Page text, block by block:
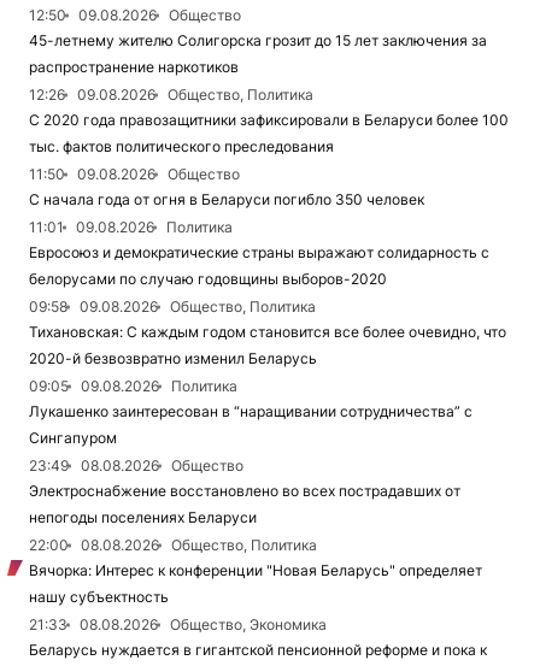
12:50
09.08.2026
Общество
45-летнему жителю Солигорска грозит до 15 лет заключения за
распространение наркотиков
12:26
09.08.2026
Общество, Политика
С 2020 года правозащитники зафиксировали в Беларуси более 100
тыс. фактов политического преследования
11:50
09.08.2026
Общество
С начала года от огня в Беларуси погибло 350 человек
11:01
09.08.2026
Политика
Евросоюз и демократические страны выражают солидарность с
белорусами по случаю годовщины выборов-2020
09:58
09.08.2026
Общество, Политика
Тихановская: С каждым годом становится все более очевидно, что
2020-й безвозвратно изменил Беларусь
09:05
09.08.2026
Политика
Лукашенко заинтересован в “наращивании сотрудничества” с
Сингапуром
23:49
08.08.2026
Общество
Электроснабжение восстановлено во всех пострадавших от
непогоды поселениях Беларуси
22:00
08.08.2026
Общество, Политика
Вячорка: Интерес к конференции "Новая Беларусь" определяет
нашу субъектность
21:33
08.08.2026
Общество, Экономика
Беларусь нуждается в гигантской пенсионной реформе и пока к